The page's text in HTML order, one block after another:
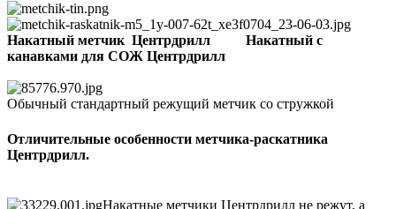
Накатный метчик Центрдрилл Накатный с
канавками для СОЖ Центрдрилл
Обычный стандартный режущий метчик со стружкой
Отличительные особенности метчика-раскатника
Центрдрилл.
Накатные метчики Центрдрилл не режут, а